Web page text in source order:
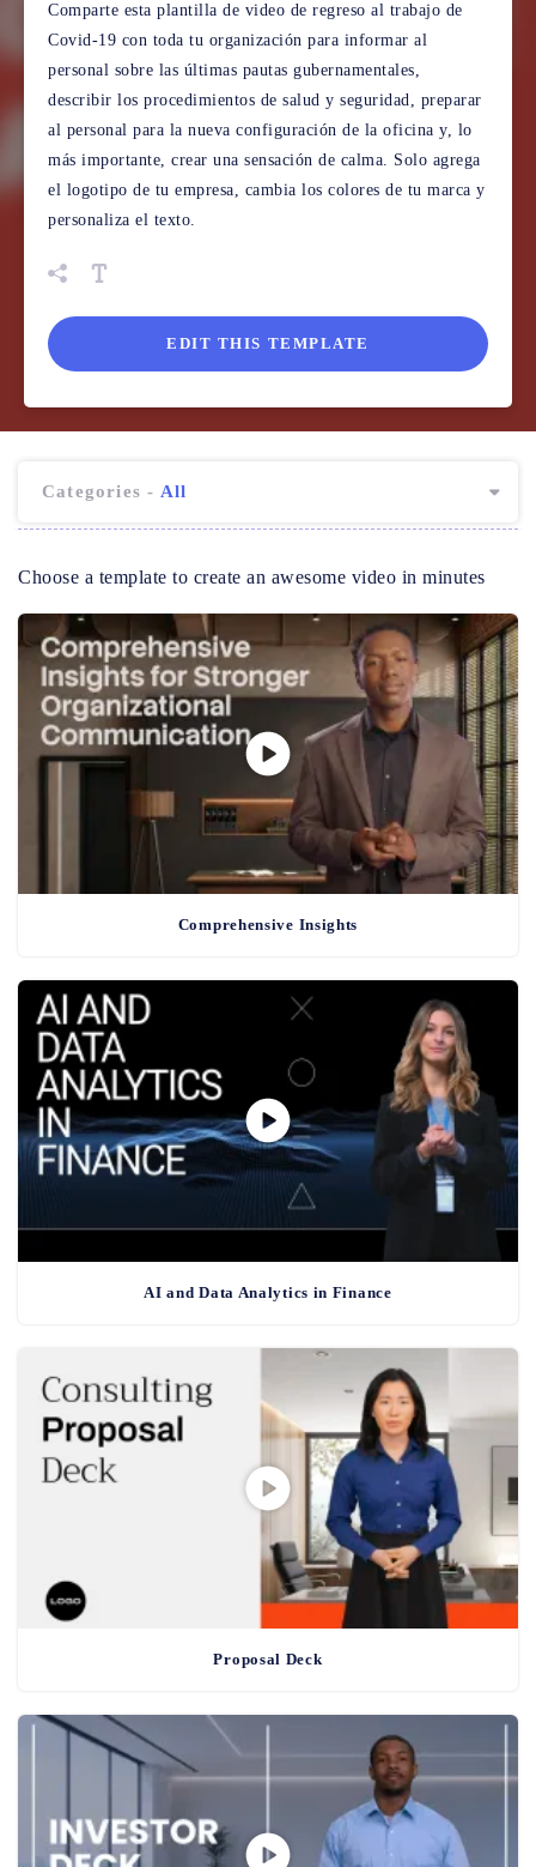
Comparte esta plantilla de video de regreso al trabajo de
Covid-19 con toda tu organización para informar al
personal sobre las últimas pautas gubernamentales,
describir los procedimientos de salud y seguridad, preparar
al personal para la nueva configuración de la oficina y, lo
más importante, crear una sensación de calma. Solo agrega
el logotipo de tu empresa, cambia los colores de tu marca y
personaliza el texto.
EDIT THIS TEMPLATE
Categories - All
Choose a template to create an awesome video in minutes
Comprehensive Insights
AI and Data Analytics in Finance
Proposal Deck